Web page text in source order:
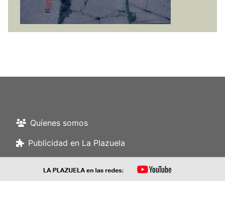
Quíenes somos
Publicidad en La Plazuela